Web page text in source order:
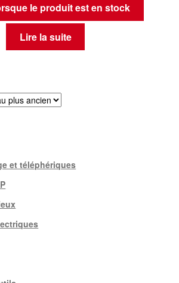
le produit est en stock
Lire la suite
et téléphériques